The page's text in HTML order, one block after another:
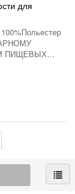
для
ПИЩЕВЫХ
с белым и